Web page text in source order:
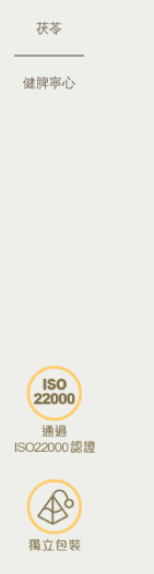
茯苓
健脾寧心